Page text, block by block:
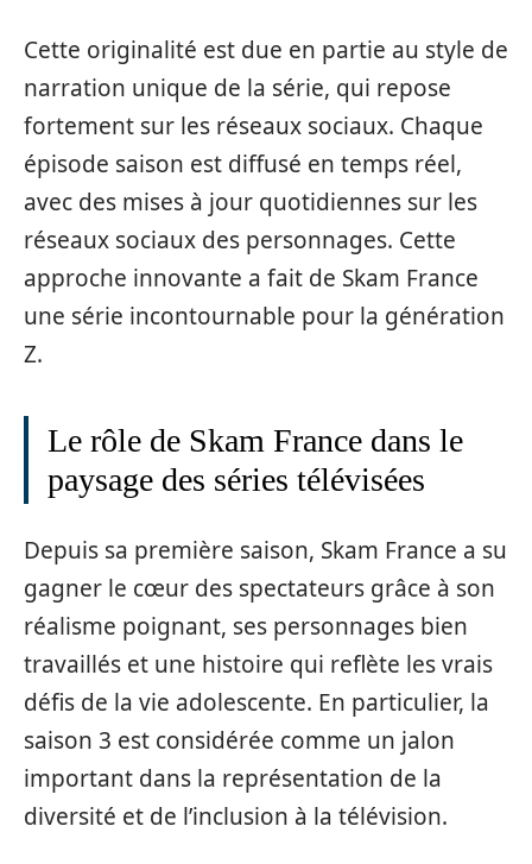
Cette originalité est due en partie au style de
narration unique de la série, qui repose
fortement sur les réseaux sociaux. Chaque
épisode saison est diffusé en temps réel,
avec des mises à jour quotidiennes sur les
réseaux sociaux des personnages. Cette
approche innovante a fait de Skam France
une série incontournable pour la génération
Z.
Le rôle de Skam France dans le
paysage des séries télévisées
Depuis sa première saison, Skam France a su
gagner le cœur des spectateurs grâce à son
réalisme poignant, ses personnages bien
travaillés et une histoire qui reflète les vrais
défis de la vie adolescente. En particulier, la
saison 3 est considérée comme un jalon
important dans la représentation de la
diversité et de l’inclusion à la télévision.